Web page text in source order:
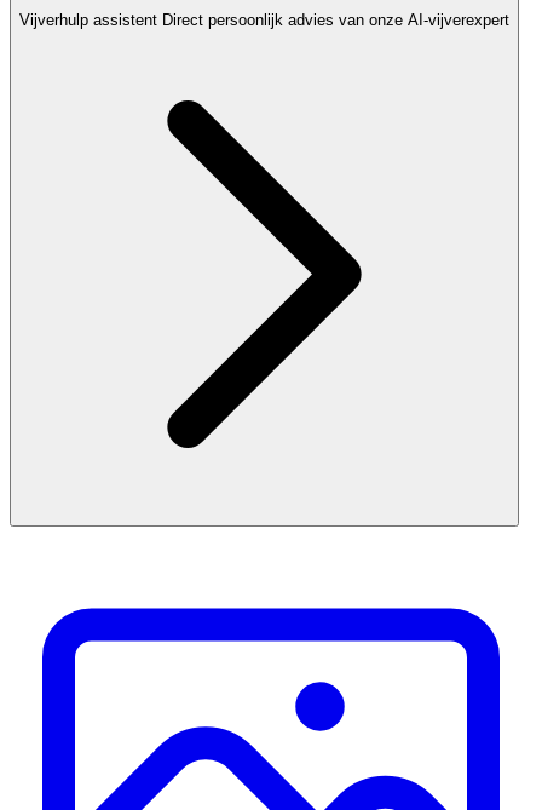
Vijverhulp assistent Direct persoonlijk advies van onze AI-vijverexpert